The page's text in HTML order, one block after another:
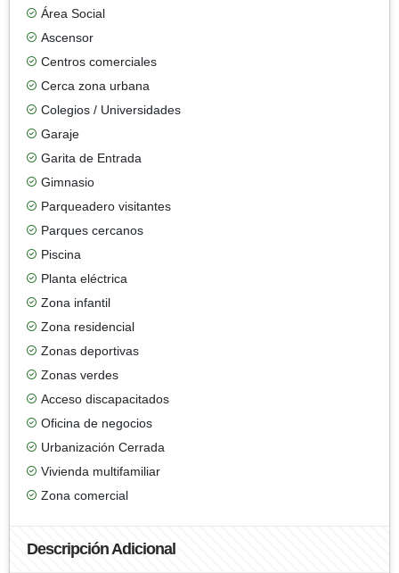
Área Social
Ascensor
Centros comerciales
Cerca zona urbana
Colegios / Universidades
Garaje
Garita de Entrada
Gimnasio
Parqueadero visitantes
Parques cercanos
Piscina
Planta eléctrica
Zona infantil
Zona residencial
Zonas deportivas
Zonas verdes
Acceso discapacitados
Oficina de negocios
Urbanización Cerrada
Vivienda multifamiliar
Zona comercial
Descripción Adicional